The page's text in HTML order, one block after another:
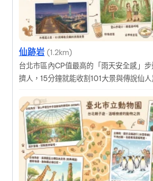
仙跡岩 (1.2km)
台北市區內CP值最高的「雨天安全感」
擠人，15分鐘就能收割101大景與傳說仙人